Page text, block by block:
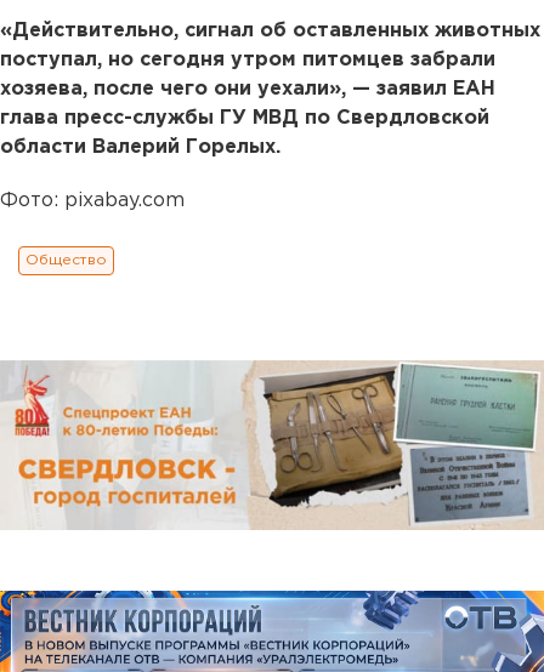
«Действительно, сигнал об оставленных животных
поступал, но сегодня утром питомцев забрали
хозяева, после чего они уехали», — заявил ЕАН
глава пресс-службы ГУ МВД по Свердловской
области Валерий Горелых.
Фото: pixabay.com
Общество